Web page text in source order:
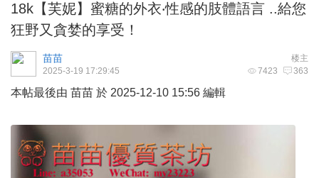
18k【芙妮】蜜糖的外衣‧性感的肢體語言 ..給您
狂野又貪婪的享受！
楼主
苗苗
7423 363
2025-3-19 17:29:45
本帖最後由 苗苗 於 2025-12-10 15:56 編輯